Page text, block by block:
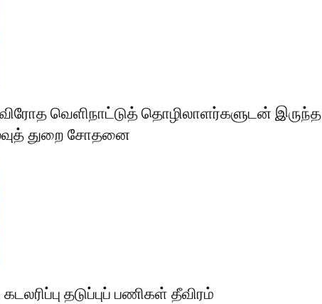
வெளிநாட்டுத் தொழிலாளர்களுடன் இருந்த
துறை சோதனை
தடுப்புப் பணிகள் தீவிரம்